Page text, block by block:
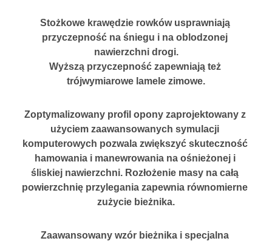
Stożkowe krawędzie rowków usprawniają
przyczepność na śniegu i na oblodzonej
nawierzchni drogi.
Wyższą przyczepność zapewniają też
trójwymiarowe lamele zimowe.
Zoptymalizowany profil opony zaprojektowany z
użyciem zaawansowanych symulacji
komputerowych pozwala zwiększyć skuteczność
hamowania i manewrowania na ośnieżonej i
śliskiej nawierzchni. Rozłożenie masy na całą
powierzchnię przylegania zapewnia równomierne
zużycie bieżnika.
Zaawansowany wzór bieżnika i specjalna